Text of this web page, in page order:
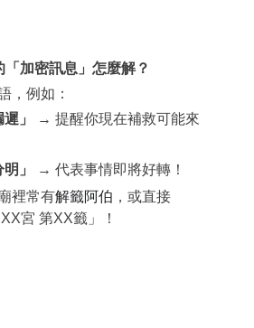
「加密訊息」怎麼解？
，例如：
」
→ 提醒你現在補救可能來
」
→ 代表事情即將好轉！
裡常有解籤阿伯 ，或直接
宮 第XX籤」！